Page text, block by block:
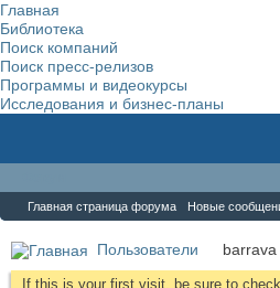
Главная
Библиотека
Поиск компаний
Поиск пресс-релизов
Программы и видеокурсы
Исследования и бизнес-планы
Главная страница форума Новые
Пользователи barrava
If this is your first visit, be sure to